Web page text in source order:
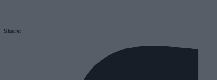
Share: